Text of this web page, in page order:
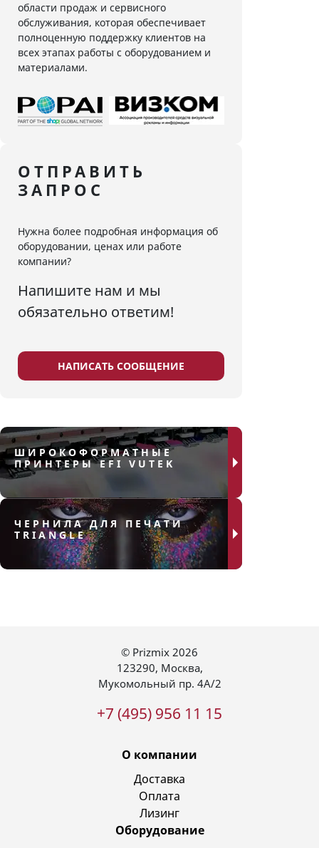
области продаж и сервисного
обслуживания, которая обеспечивает
полноценную поддержку клиентов на
всех этапах работы с оборудованием и
материалами.
ОТПРАВИТЬ
ЗАПРОС
Нужна более подробная информация об
оборудовании, ценах или работе
компании?
Напишите нам и мы
обязательно ответим!
НАПИСАТЬ СООБЩЕНИЕ
ШИРОКОФОРМАТНЫЕ
ПРИНТЕРЫ EFI VUTEK
ЧЕРНИЛА ДЛЯ ПЕЧАТИ
TRIANGLE
© Prizmix 2026
123290, Москва,
Мукомольный пр. 4А/2
+7 (495) 956 11 15
О компании
Доставка
Оплата
Лизинг
Оборудование